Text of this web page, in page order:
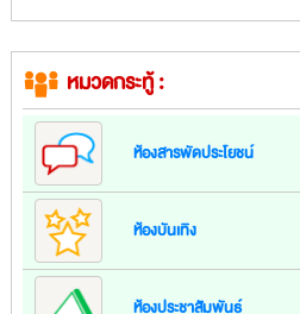
หมวดกระทู้ :
ห้องสารพัดประโยชน์
ห้องบันเทิง
ห้องประชาสัมพันธ์